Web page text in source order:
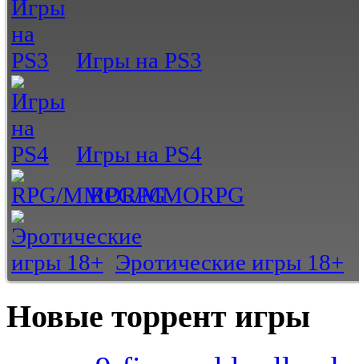
Игры на PS3
Игры на PS4
RPG/MMORPG
Эротические игры 18+
Новые торрент игры